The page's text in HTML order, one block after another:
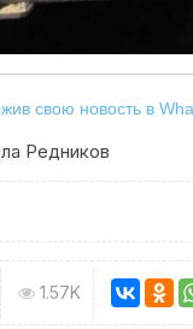
свою новость в
Редников
1.57K